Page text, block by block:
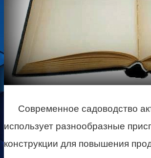
Современное садоводство
использует разнообразные
конструкции для повышения